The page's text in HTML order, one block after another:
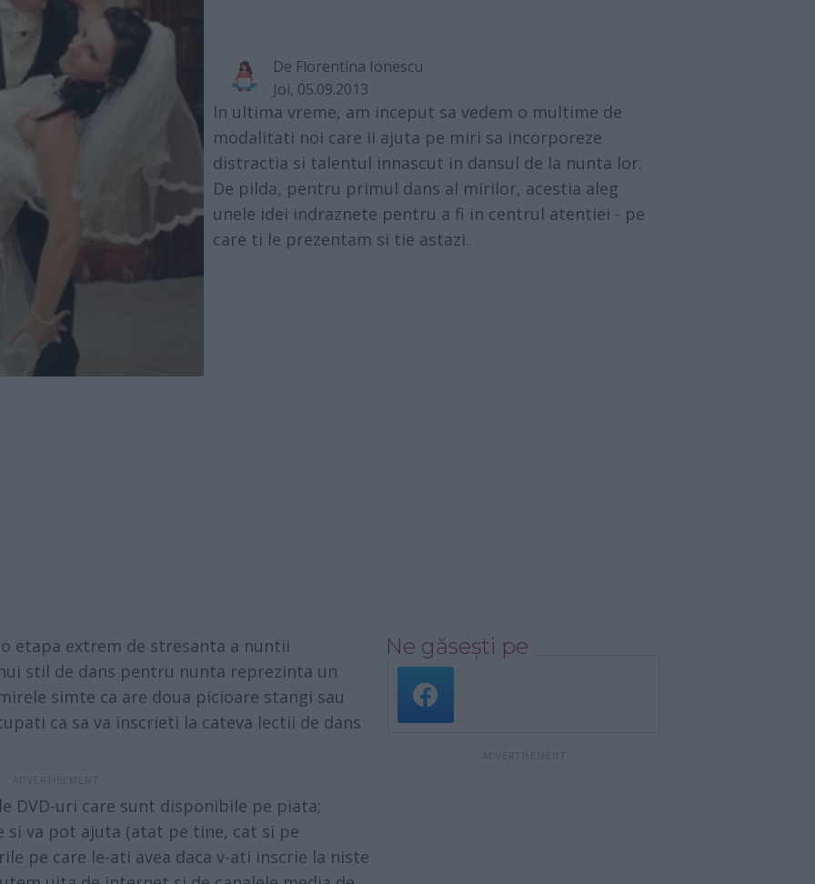
De Florentina Ionescu
Joi, 05.09.2013
In ultima vreme, am inceput sa vedem o multime de
modalitati noi care ii ajuta pe miri sa incorporeze
distractia si talentul innascut in dansul de la nunta lor.
De pilda, pentru primul dans al mirilor, acestia aleg
unele idei indraznete pentru a fi in centrul atentiei - pe
care ti le prezentam si tie astazi.
etapa extrem de stresanta a nuntii
stil de dans pentru nunta reprezinta un
simte ca are doua picioare stangi sau
ca sa va inscrieti la cateva lectii de dans
DVD-uri care sunt disponibile pe piata;
va pot ajuta (atat pe tine, cat si pe
pe care le-ati avea daca v-ati inscrie la niste
Ne găsești pe